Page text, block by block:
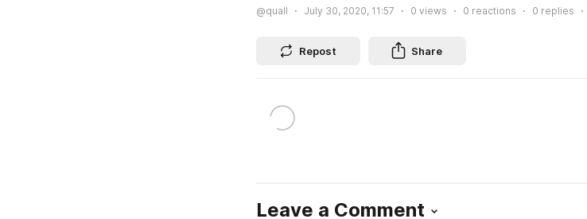
@quall July 30, 2020, 11:57 0 views 0 reactions 0 replies
Repost Share
Leave a Comment